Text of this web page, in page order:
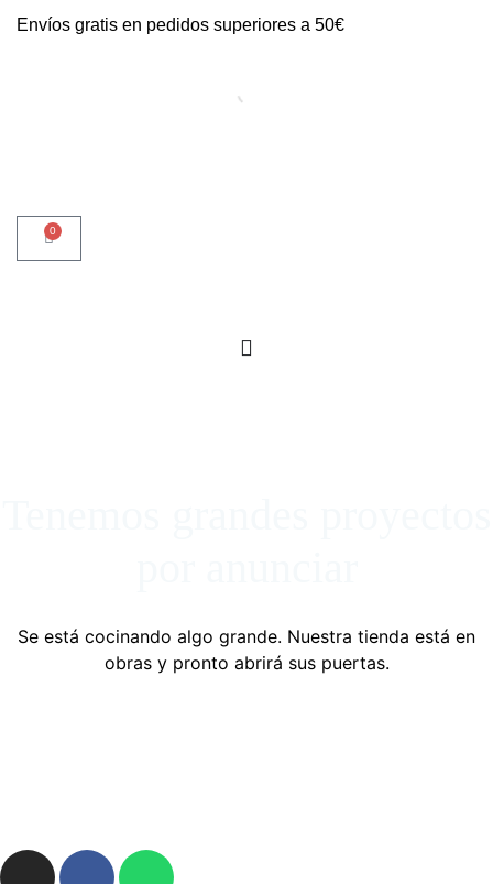
Envíos gratis en pedidos superiores a 50€
0
Se está cocinando algo grande. Nuestra tienda está en
obras y pronto abrirá sus puertas.